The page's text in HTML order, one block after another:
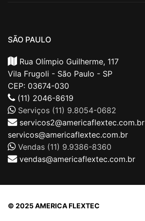
SÃO PAULO
Rua Olímpio Guilherme, 117
Vila Frugoli - São Paulo - SP
CEP: 03674-030
(11) 2046-8619
Serviços (11) 9.8054-0682
servicos2@americaflextec.com.br
servicos@americaflextec.com.br
Vendas (11) 9.9386-8360
vendas@americaflextec.com.br
© 2025 AMERICA FLEXTEC